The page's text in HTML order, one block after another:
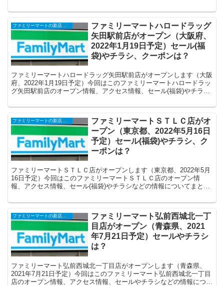
ファミリーマートハロードラッグ
矢田駅前店がオープン（大阪府、
2022年1月19日予定）セール(福
袋)やチラシ、クーポンは？
ファミリーマートハロードラッグ矢田駅前店がオープンします（大阪
府、2022年1月19日予定）今回はこのファミリーマートハロードラッ
グ矢田駅前店のオープン情報、アクセス情報、セール(福袋)やチラシ
ファミリーマートＳＴＬＣ店がオ
ープン（東京都、2022年5月16日
予定）セール(福袋)やチラシ、ク
ーポンは？
ファミリーマートＳＴＬＣ店がオープンします（東京都、2022年5月
16日予定）今回はこのファミリーマートＳＴＬＣ店のオープン情
報、アクセス情報、セール(福袋)やチラシなどの情報についてまとめ
ファミリーマートの新店舗開店・オープンセール(福袋)・閉店、クーポンなど
ファミリーマート弘前西城北一丁
目店がオープン（青森県、2021
年7月21日予定）セールやチラシ
は？
ファミリーマート弘前西城北一丁目店がオープンします（青森県、
2021年7月21日予定）今回はこのファミリーマート弘前西城北一丁目
店のオープン情報、アクセス情報、セールやチラシなどの情報につい